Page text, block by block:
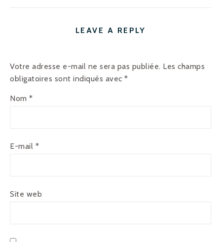
LEAVE A REPLY
Votre adresse e-mail ne sera pas publiée. Les champs
obligatoires sont indiqués avec *
Nom *
E-mail *
Site web